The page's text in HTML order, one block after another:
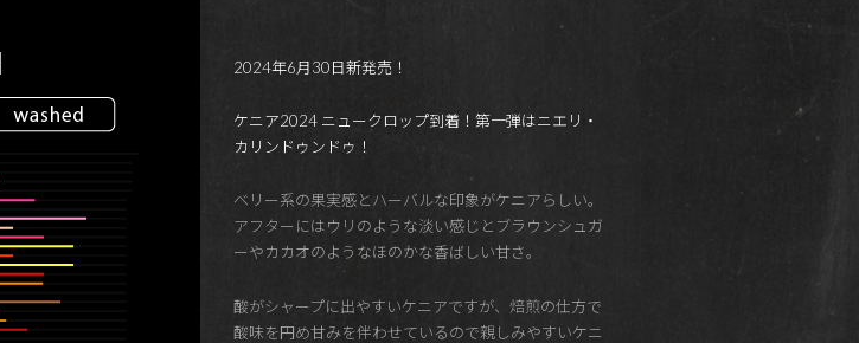
2024年6月30日新発売！
ケニア2024 ニュークロップ到着！第一弾はニエリ・
カリンドゥンドゥ！
ベリー系の果実感とハーバルな印象がケニアらしい。
アフターにはウリのような淡い感じとブラウンシュガ
ーやカカオのようなほのかな香ばしい甘さ。
酸がシャープに出やすいケニアですが、焙煎の仕方で
酸味を円め甘みを伴わせているので親しみやすいケニ